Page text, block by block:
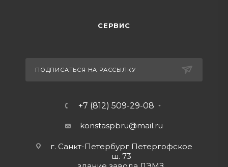
СЕРВИС
ПОДПИСАТЬСЯ НА РАССЫЛКУ
+7 (812) 509-29-08
konstaspbru@mail.ru
г. Санкт-Петербург Петергофское
ш. 73